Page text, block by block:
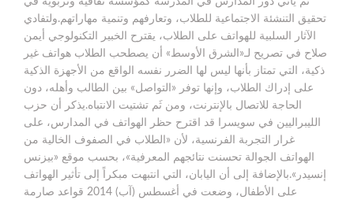
تحقيق التنشئة الاجتماعية للطلاب، وتعارفهم وتنمية مهاراتهم.ولتفادي
الآثار السلبية للهواتف على الطلاب، يقترح الخبير التكنولوجي أيمن
صلاح في تصريح لـ«الشرق الأوسط» أن يصطحب الطلاب هواتف غير
ذكية، التي تمتاز بأنها ليس لها الضرر نفسه الواقع من الأجهزة الذكية
على إدراك الطلاب، وإنها توفر «التواصل» بين الطالب وأهله، دون
الحاجة للاتصال بالإنترنت، ومن ثَم تشتيت الانتباه.يذكر أن حزب
الليبراليين في سويسرا قد اقترح حظر الهواتف في المدارس، على
غرار التجربة الفرنسية، لأن «الطلاب في الصفوف الخالية من
الهواتف الجوالة تحسنت نتائجهم المعرفية»، بحسب موقع «بيزنس
إنسيدر».بالإضافة إلى أن اليابان، التي انتبهت مبكراً إلى تأثير الهواتف
على الأطفال، وضعت في أغسطس (آب) 2014 قواعد صارمة